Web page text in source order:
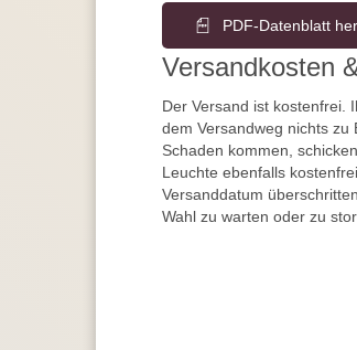
PDF-Datenblatt
Versandkosten
Der Versand ist kostenfrei.
dem Versandweg nichts zu
Schaden kommen,
Leuchte ebenfalls
Versanddatum
Wahl zu warten oder zu